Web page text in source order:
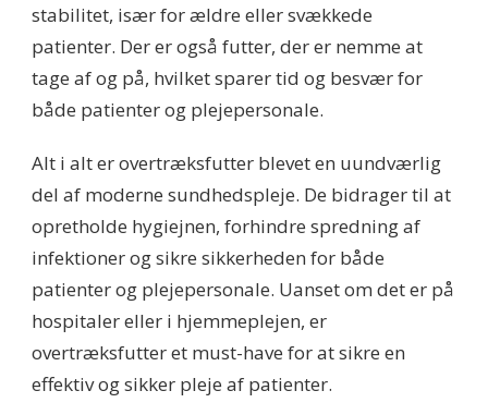
stabilitet, især for ældre eller svækkede
patienter. Der er også futter, der er nemme at
tage af og på, hvilket sparer tid og besvær for
både patienter og plejepersonale.
Alt i alt er overtræksfutter blevet en uundværlig
del af moderne sundhedspleje. De bidrager til at
opretholde hygiejnen, forhindre spredning af
infektioner og sikre sikkerheden for både
patienter og plejepersonale. Uanset om det er på
hospitaler eller i hjemmeplejen, er
overtræksfutter et must-have for at sikre en
effektiv og sikker pleje af patienter.